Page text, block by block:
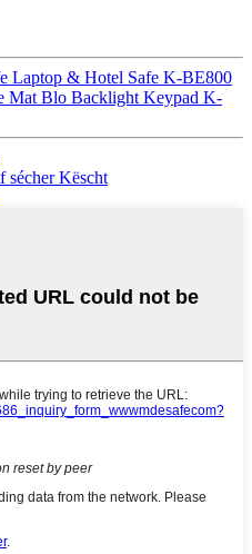
Laptop & Hotel Safe K-BE800
Mat Blo Backlight Keypad K-
sécher Këscht